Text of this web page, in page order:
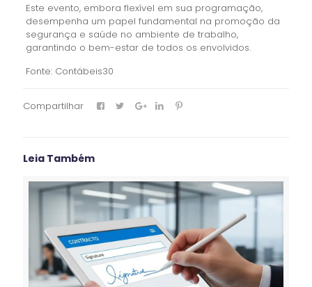
Este evento, embora flexível em sua programação,
desempenha um papel fundamental na promoção da
segurança e saúde no ambiente de trabalho,
garantindo o bem-estar de todos os envolvidos.
Fonte: Contábeis30
Compartilhar
Leia Também